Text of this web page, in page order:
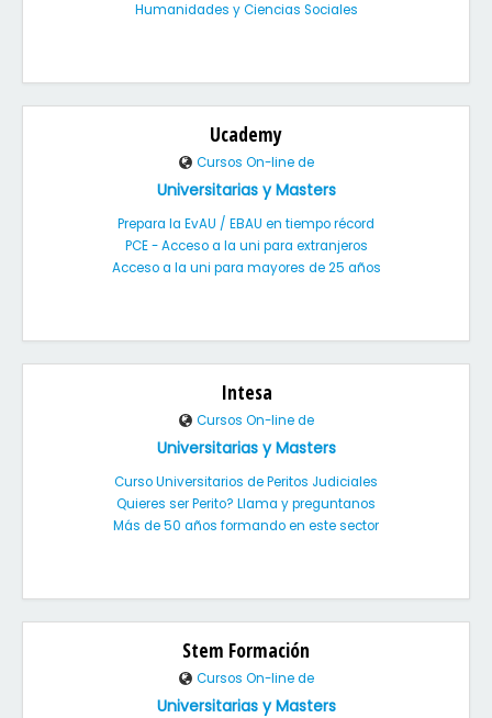
Humanidades y Ciencias Sociales
Ucademy
Cursos On-line de
Universitarias y Masters
Prepara la EvAU / EBAU en tiempo récord
PCE - Acceso a la uni para extranjeros
Acceso a la uni para mayores de 25 años
Intesa
Cursos On-line de
Universitarias y Masters
Curso Universitarios de Peritos Judiciales
Quieres ser Perito? Llama y preguntanos
Más de 50 años formando en este sector
Stem Formación
Cursos On-line de
Universitarias y Masters